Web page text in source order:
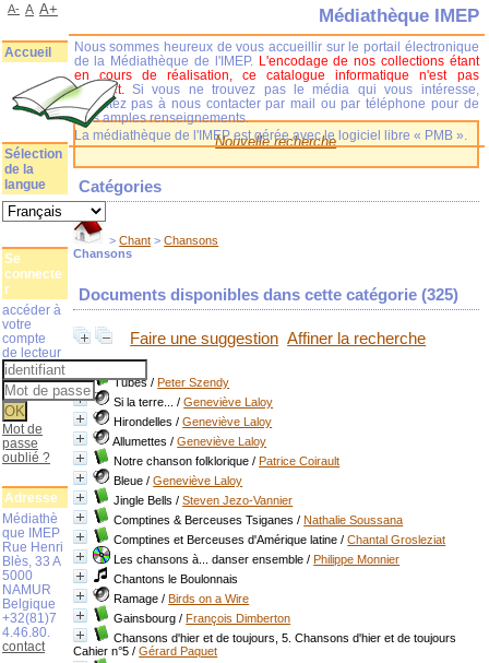
Nouvelle recherche
Catégories
>Chant >Chansons
Chansons
Documents disponibles dans cette catégorie (325)
Faire une suggestion Affiner la recherche
Tubes /Peter Szendy
Si la terre...
/Geneviève Laloy
Hirondelles /Geneviève Laloy
Allumettes /Geneviève Laloy
Notre chanson folklorique /Patrice Coirault
Bleue /Geneviève Laloy
Jingle Bells /Steven Jezo-Vannier
Comptines & Berceuses Tsiganes /Nathalie Soussana
Comptines et Berceuses d'Amérique latine /Chantal Grosleziat
Les chansons à... danser ensemble /Philippe Monnier
Chantons le Boulonnais
Ramage /Birds on a Wire
Gainsbourg /François Dimberton
Chansons d'hier et de toujours, 5. Chansons d'hier et de toujours
Cahier n°5 /Gérard Paquet
Médiathèque IMEP
Nous sommes heureux de vous accueillir sur le portail électronique
de la Médiathèque de l'IMEP. L'encodage de nos collections étant
en cours de réalisation, ce catalogue informatique n'est pas
complet.
Si vous ne trouvez pas le média qui vous intéresse,
n'hésitez pas à nous contacter par mail ou par téléphone pour de
plus amples renseignements.
La médiathèque de l'IMEP est gérée avec le logiciel libre « PMB ».
A- A A+
Accueil
Sélection
de la
langue
Se
connecte
r
accéder à
votre
compte
de lecteur
Mot de
passe
oublié ?
Adresse
Médiathè
que IMEP
Rue Henri
Blès, 33 A
5000
NAMUR
Belgique
+32(81)7
4.46.80.
contact